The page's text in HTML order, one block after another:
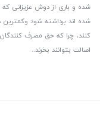
شده و باری از دوش عزیزانی
شده اند برداشته شود و‌کمترین
کنند، چرا که حق مصرف
اصالت بتوانند بخرند..